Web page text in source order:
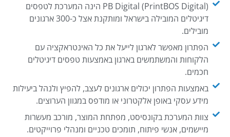
PB Digital (PrintBOS Digital) הינה המערכת לטפסים
דיגיטלים המובילה בישראל ומותקנת אצל כ-300 ארגונים
מובילים.
הפתרון מאפשר לארגון לייעל את כל האינטראקציה עם
הלקוחות והמשתמשים בארגון באמצעות טפסים דיגיטלים
חכמים.
באמצעות הפתרון יכולים ארגונים לעצב, להפיץ ולנהל ביעילות
מידע עסקי באופן אלקטרוני או מודפס במגוון הערוצים.
צוות המערכת בקונסיסט, מפתחת המוצר, מורכב מעשרות
מיישמים, אנשי פיתוח, תומכים טכניים ומנהלי פרוייקטים.